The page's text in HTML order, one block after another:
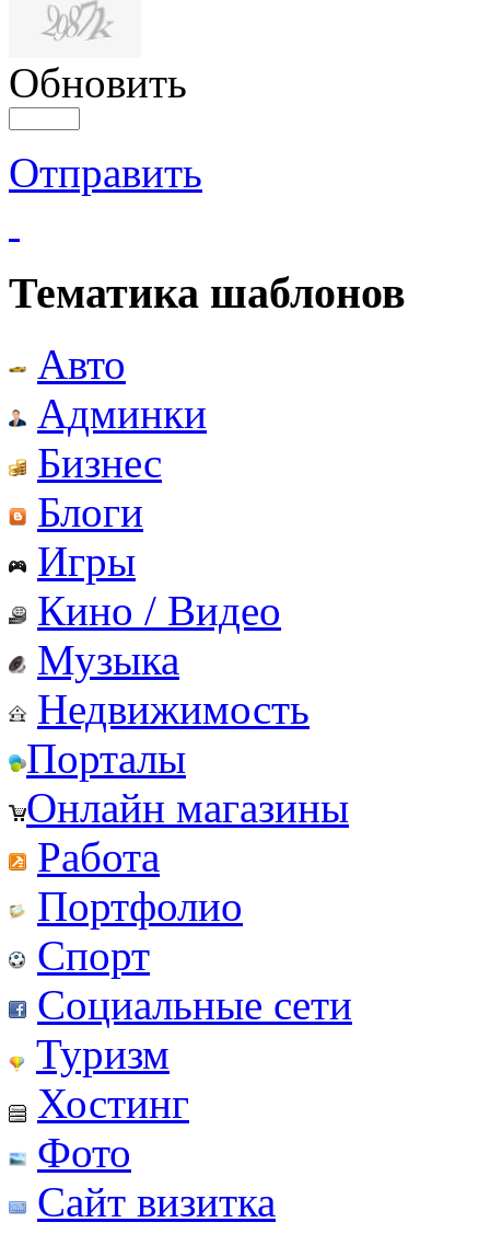
Обновить
Отправить
Тематика шаблонов
Авто
Админки
Бизнес
Блоги
Игры
Кино / Видео
Музыка
Недвижимость
Порталы
Онлайн магазины
Работа
Портфолио
Спорт
Социальные сети
Туризм
Хостинг
Фото
Сайт визитка